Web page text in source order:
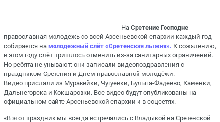
На Сретение Господне
православная молодежь со всей Арсеньевской епархии каждый год
собирается на молодежный слёт «Сретенская лыжня». К сожалению,
в этом году слёт пришлось отменить из-за санитарных ограничений.
Но ребята не унывают: они записали видеопоздравления с
праздником Сретения и Днем православной молодёжи.
Видео прислали из Муравейки, Чугуевки, Булыга-Фадеево, Каменки,
Дальнегорска и Кокшаровки. Все видео будут опубликованы на
официальном сайте Арсеньевской епархии и в соцсетях.
«В этот праздник мы всегда встречались с Владыкой на Сретенской